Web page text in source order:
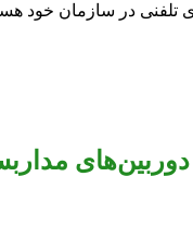
تلفنی در سازمان